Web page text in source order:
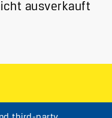
ausverkauft